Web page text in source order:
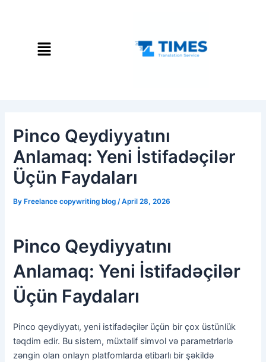
Menu
Pinco Qeydiyyatını
Anlamaq: Yeni İstifadəçilər
Üçün Faydaları
By Freelance copywriting blog/April 28, 2026
Pinco Qeydiyyatını
Anlamaq: Yeni İstifadəçilər
Üçün Faydaları
Pinco qeydiyyatı, yeni istifadəçilər üçün bir çox üstünlük
təqdim edir. Bu sistem, müxtəlif simvol və parametrlərlə
zəngin olan onlayn platfomlarda etibarlı bir şəkildə